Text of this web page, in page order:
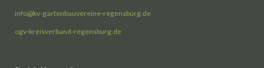
info@kv-gartenbauvereine-regensburg.de
ogv-kreisverband-regensburg.de